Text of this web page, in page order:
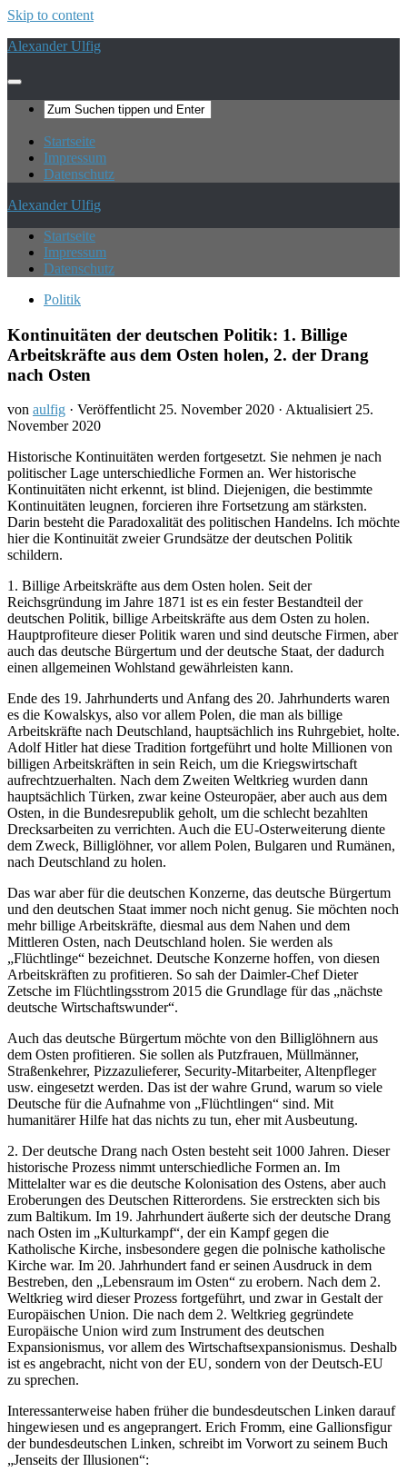
Skip to content
Alexander Ulfig
Startseite
Impressum
Datenschutz
Alexander Ulfig
Startseite
Impressum
Datenschutz
Politik
Kontinuitäten der deutschen Politik: 1. Billige
Arbeitskräfte aus dem Osten holen, 2. der Drang
nach Osten
von aulfig · Veröffentlicht25. November 2020 · Aktualisiert25.
November 2020
Historische Kontinuitäten werden fortgesetzt. Sie nehmen je nach
politischer Lage unterschiedliche Formen an. Wer historische
Kontinuitäten nicht erkennt, ist blind. Diejenigen, die bestimmte
Kontinuitäten leugnen, forcieren ihre Fortsetzung am stärksten.
Darin besteht die Paradoxalität des politischen Handelns. Ich möchte
hier die Kontinuität zweier Grundsätze der deutschen Politik
schildern.
1. Billige Arbeitskräfte aus dem Osten holen. Seit der
Reichsgründung im Jahre 1871 ist es ein fester Bestandteil der
deutschen Politik, billige Arbeitskräfte aus dem Osten zu holen.
Hauptprofiteure dieser Politik waren und sind deutsche Firmen, aber
auch das deutsche Bürgertum und der deutsche Staat, der dadurch
einen allgemeinen Wohlstand gewährleisten kann.
Ende des 19. Jahrhunderts und Anfang des 20. Jahrhunderts waren
es die Kowalskys, also vor allem Polen, die man als billige
Arbeitskräfte nach Deutschland, hauptsächlich ins Ruhrgebiet, holte.
Adolf Hitler hat diese Tradition fortgeführt und holte Millionen von
billigen Arbeitskräften in sein Reich, um die Kriegswirtschaft
aufrechtzuerhalten. Nach dem Zweiten Weltkrieg wurden dann
hauptsächlich Türken, zwar keine Osteuropäer, aber auch aus dem
Osten, in die Bundesrepublik geholt, um die schlecht bezahlten
Drecksarbeiten zu verrichten. Auch die EU-Osterweiterung diente
dem Zweck, Billiglöhner, vor allem Polen, Bulgaren und Rumänen,
nach Deutschland zu holen.
Das war aber für die deutschen Konzerne, das deutsche Bürgertum
und den deutschen Staat immer noch nicht genug. Sie möchten noch
mehr billige Arbeitskräfte, diesmal aus dem Nahen und dem
Mittleren Osten, nach Deutschland holen. Sie werden als
„Flüchtlinge“ bezeichnet. Deutsche Konzerne hoffen, von diesen
Arbeitskräften zu profitieren. So sah der Daimler-Chef Dieter
Zetsche im Flüchtlingsstrom 2015 die Grundlage für das „nächste
deutsche Wirtschaftswunder“.
Auch das deutsche Bürgertum möchte von den Billiglöhnern aus
dem Osten profitieren. Sie sollen als Putzfrauen, Müllmänner,
Straßenkehrer, Pizzazulieferer, Security-Mitarbeiter, Altenpfleger
usw. eingesetzt werden. Das ist der wahre Grund, warum so viele
Deutsche für die Aufnahme von „Flüchtlingen“ sind. Mit
humanitärer Hilfe hat das nichts zu tun, eher mit Ausbeutung.
2. Der deutsche Drang nach Osten besteht seit 1000 Jahren. Dieser
historische Prozess nimmt unterschiedliche Formen an. Im
Mittelalter war es die deutsche Kolonisation des Ostens, aber auch
Eroberungen des Deutschen Ritterordens. Sie erstreckten sich bis
zum Baltikum. Im 19. Jahrhundert äußerte sich der deutsche Drang
nach Osten im „Kulturkampf“, der ein Kampf gegen die
Katholische Kirche, insbesondere gegen die polnische katholische
Kirche war. Im 20. Jahrhundert fand er seinen Ausdruck in dem
Bestreben, den „Lebensraum im Osten“ zu erobern. Nach dem 2.
Weltkrieg wird dieser Prozess fortgeführt, und zwar in Gestalt der
Europäischen Union. Die nach dem 2. Weltkrieg gegründete
Europäische Union wird zum Instrument des deutschen
Expansionismus, vor allem des Wirtschaftsexpansionismus. Deshalb
ist es angebracht, nicht von der EU, sondern von der Deutsch-EU
zu sprechen.
Interessanterweise haben früher die bundesdeutschen Linken darauf
hingewiesen und es angeprangert. Erich Fromm, eine Gallionsfigur
der bundesdeutschen Linken, schreibt im Vorwort zu seinem Buch
„Jenseits der Illusionen“: